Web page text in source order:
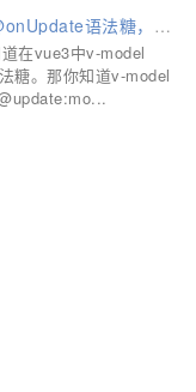
试官：只知道v-model是:modelValue和@onUpdate语法糖，那你可以走了
在vue3中v-model
糖。那你知道v-model